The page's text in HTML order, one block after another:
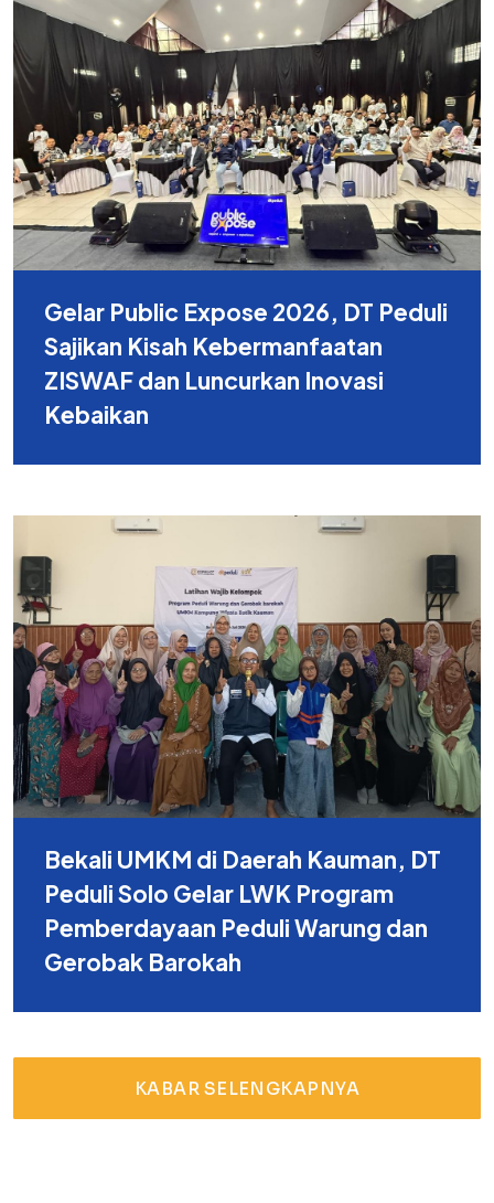
Gelar Public Expose 2026, DT Peduli
Sajikan Kisah Kebermanfaatan
ZISWAF dan Luncurkan Inovasi
Kebaikan
Bekali UMKM di Daerah Kauman, DT
Peduli Solo Gelar LWK Program
Pemberdayaan Peduli Warung dan
Gerobak Barokah
KABAR SELENGKAPNYA